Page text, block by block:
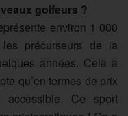
golfeurs ?
environ 1 000
précurseurs de la
années. Cela a
qu’en termes de prix
accessible. Ce sport